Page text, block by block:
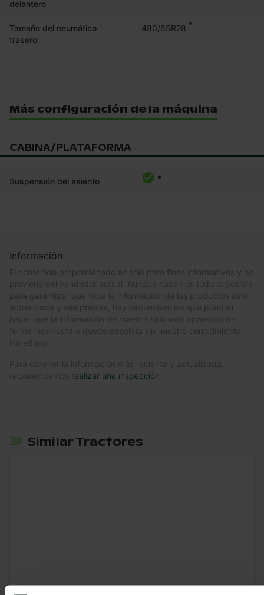
delantero
Tamaño del neumático
trasero
480/65R28 *
Más configuración de la máquina
CABINA/PLATAFORMA
Suspensión del asiento *
Información
El contenido proporcionado es sólo para fines informativos y no
proviene del vendedor actual. Aunque hacemos todo lo posible
para garantizar que toda la información de los productos esté
actualizada y sea precisa, hay circunstancias que pueden
hacer que la información de nuestro sitio web aparezca de
forma incorrecta o quede obsoleta sin nuestro conocimiento
inmediato.
Para obtener la información más reciente y actualizada,
recomendamos realizar una inspección
Similar Tractores